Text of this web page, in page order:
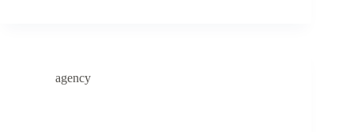
agency